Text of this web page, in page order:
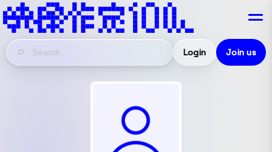
Login Join us